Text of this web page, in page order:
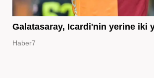
Galatasaray, Icardi'nin yerine iki
Haber7